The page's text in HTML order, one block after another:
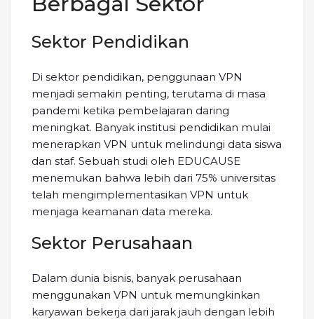
Sektor Pendidikan
Di sektor pendidikan, penggunaan VPN
menjadi semakin penting, terutama di masa
pandemi ketika pembelajaran daring
meningkat. Banyak institusi pendidikan mulai
menerapkan VPN untuk melindungi data siswa
dan staf. Sebuah studi oleh EDUCAUSE
menemukan bahwa lebih dari 75% universitas
telah mengimplementasikan VPN untuk
menjaga keamanan data mereka.
Sektor Perusahaan
Dalam dunia bisnis, banyak perusahaan
menggunakan VPN untuk memungkinkan
karyawan bekerja dari jarak jauh dengan lebih